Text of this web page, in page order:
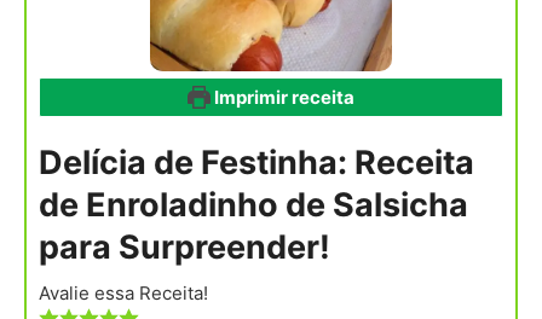
Imprimir receita
Delícia de Festinha: Receita
de Enroladinho de Salsicha
para Surpreender!
Avalie essa Receita!